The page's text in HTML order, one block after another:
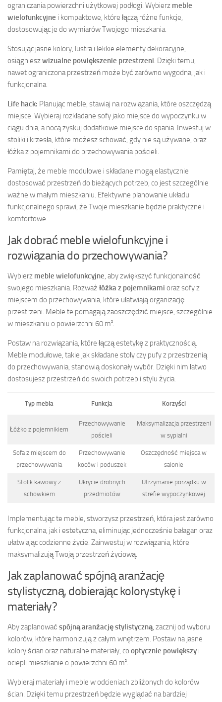
ograniczania powierzchni użytkowej podłogi. Wybierz meble
wielofunkcyjne i kompaktowe, które łączą różne funkcje,
dostosowując je do wymiarów Twojego mieszkania.
Stosując jasne kolory, lustra i lekkie elementy dekoracyjne,
osiągnieszwizualne powiększenie przestrzeni . Dzięki temu,
nawet ograniczona przestrzeń może być zarówno wygodna, jak i
funkcjonalna.
Life hack: Planując meble, stawiaj na rozwiązania, które oszczędzą
miejsce. Wybieraj rozkładane sofy jako miejsce do wypoczynku w
ciągu dnia, a nocą zyskuj dodatkowe miejsce do spania. Inwestuj w
stoliki i krzesła, które możesz schować, gdy nie są używane, oraz
łóżka z pojemnikami do przechowywania pościeli.
Pamiętaj, że meble modułowe i składane mogą elastycznie
dostosować przestrzeń do bieżących potrzeb, co jest szczególnie
ważne w małym mieszkaniu. Efektywne planowanie układu
funkcjonalnego sprawi, że Twoje mieszkanie będzie praktyczne i
komfortowe.
Jak dobrać meble wielofunkcyjne i
rozwiązania do przechowywania?
Wybierz meble wielofunkcyjne , aby zwiększyć funkcjonalność
swojego mieszkania. Rozważ łóżka z pojemnikami oraz sofy z
miejscem do przechowywania, które ułatwiają organizację
przestrzeni. Meble te pomagają zaoszczędzić miejsce, szczególnie
w mieszkaniu o powierzchni 60 m².
Postaw na rozwiązania, które łączą estetykę z praktycznością.
Meble modułowe, takie jak składane stoły czy pufy z przestrzenią
do przechowywania, stanowią doskonały wybór. Dzięki nim łatwo
dostosujesz przestrzeń do swoich potrzeb i stylu życia.
Typ mebla Funkcja Korzyści
Łóżko z pojemnikiem
Przechowywanie
pościeli
Maksymalizacja przestrzeni
w sypialni
Sofa z miejscem do
przechowywania
Przechowywanie
koców i poduszek
Oszczędność miejsca w
salonie
Stolik kawowy z
schowkiem
Ukrycie drobnych
przedmiotów
Utrzymanie porządku w
strefie wypoczynkowej
Implementując te meble, stworzysz przestrzeń, która jest zarówno
funkcjonalna, jak i estetyczna, eliminując jednocześnie bałagan oraz
ułatwiając codzienne życie. Zainwestuj w rozwiązania, które
maksymalizują Twoją przestrzeń życiową.
Jak zaplanować spójną aranżację
stylistyczną, dobierając kolorystykę i
materiały?
Aby zaplanować spójną aranżację stylistyczną, zacznij od wyboru
kolorów, które harmonizują z całym wnętrzem. Postaw na jasne
kolory ścian oraz naturalne materiały, co optycznie powiększy i
ociepli mieszkanie o powierzchni 60 m².
Wybieraj materiały i meble w odcieniach zbliżonych do kolorów
ścian. Dzięki temu przestrzeń będzie wyglądać na bardziej